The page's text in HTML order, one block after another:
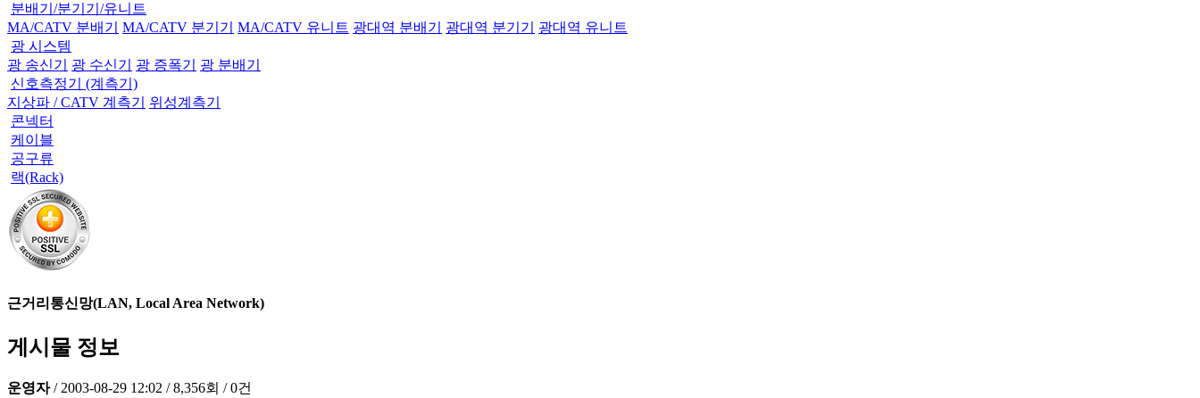
분배기/분기기/유니트
MA/CATV 분배기
MA/CATV 분기기 MA/CATV 유니트 광대역 분배기 광대역 분기기
광대역 유니트
광 시스템
광 송신기
광 수신기 광 증폭기
광 분배기
신호측정기 (계측기)
지상파 / CATV 계측기
위성계측기
콘넥터
케이블
공구류
랙(Rack)
근거리통신망(LAN, Local Area Network)
게시물 정보
운영자 / 2003-08-29 12:02 / 8,356회 / 0건